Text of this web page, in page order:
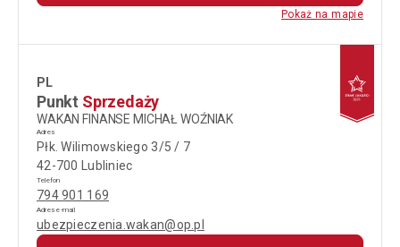
Pokaż na mapie
PL
Punkt Sprzedaży
WAKAN FINANSE MICHAŁ WOŹNIAK
Adres
Płk. Wilimowskiego 3/5 / 7
42-700 Lubliniec
Telefon
794 901 169
Adres e-mail
ubezpieczenia.wakan@op.pl